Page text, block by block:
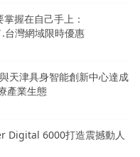
握在自己手上：
灣網域限時優惠
天津具身智能創新中心達成
產業生態
Digital 6000打造震撼動人